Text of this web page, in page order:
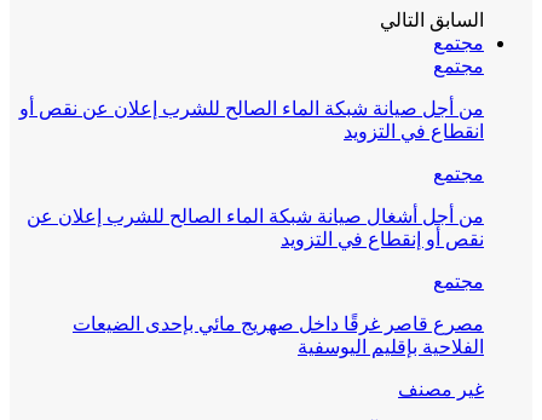
السابق التالي
مجتمع
مجتمع
من أجل صيانة شبكة الماء الصالح للشرب إعلان عن نقص أو
انقطاع في التزويد
مجتمع
من أجل أشغال صيانة شبكة الماء الصالح للشرب إعلان عن
نقص أو إنقطاع في التزويد
مجتمع
مصرع قاصر غرقًا داخل صهريج مائي بإحدى الضيعات
الفلاحية بإقليم اليوسفية
غير مصنف